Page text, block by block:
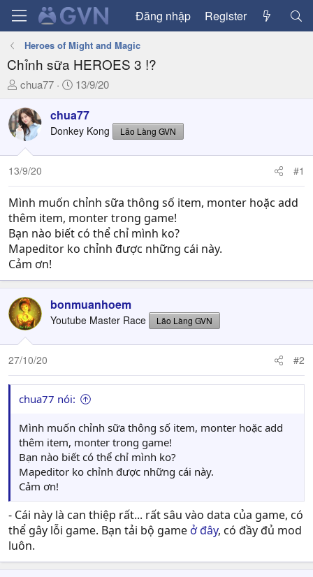
Đăng nhập Register
Heroes of Might and Magic
Chỉnh sữa HEROES 3 !?
T
r
e
a
d
s
t
a
r
t
e
r
chua77
N
à
y
ử
13/9/20
chua77
Donkey Kong Lão Làng GVN
13/9/20 #1
Mình muốn chỉnh sữa thông số item, monter hoặc add
thêm item, monter trong game!
Bạn nào biết có thể chỉ mình ko?
Mapeditor ko chỉnh được những cái này.
Cảm ơn!
bonmuanhoem
Youtube Master Race Lão Làng GVN
27/10/20 #2
chua77 nói:
Mình muốn chỉnh sữa thông số item, monter hoặc add
thêm item, monter trong game!
Bạn nào biết có thể chỉ mình ko?
Mapeditor ko chỉnh được những cái này.
Cảm ơn!
- Cái này là can thiệp rất... rất sâu vào data của game, có
thể gây lỗi game. Bạn tải bộ game ở đây, có đầy đủ mod
luôn.